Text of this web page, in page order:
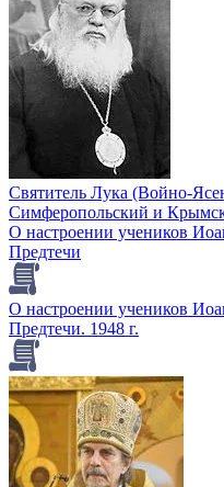
Святитель Лука (Войно-
Симферопольский и
О настроении учеников
Предтечи
О настроении учеников
Предтечи. 1948 г.